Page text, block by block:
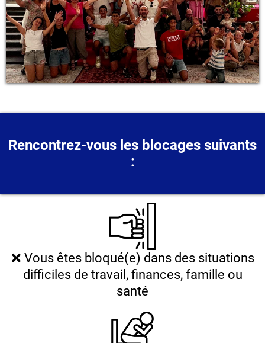
Rencontrez-vous les blocages suivants
:
❌ Vous êtes bloqué(e) dans des situations
difficiles de travail, finances, famille ou
santé